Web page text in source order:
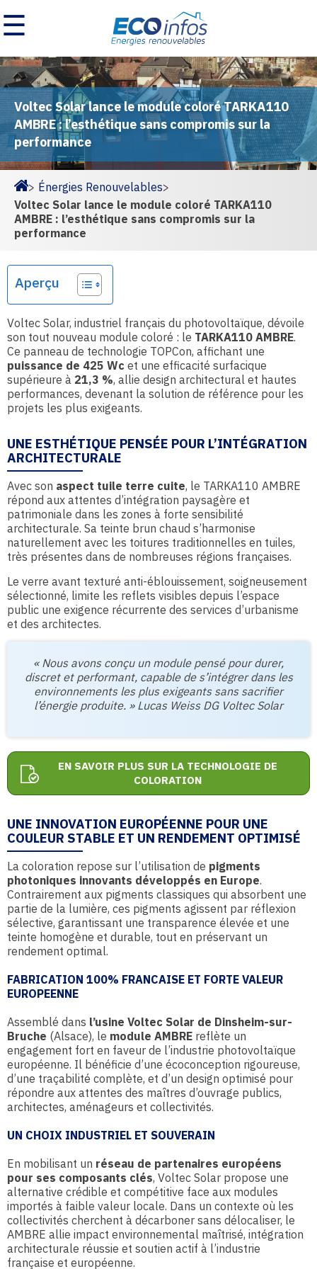
☰
Voltec Solar lance le module coloré TARKA110
AMBRE : l’esthétique sans compromis sur la
performance
Homepage
> Énergies Renouvelables>
Voltec Solar lance le module coloré TARKA110
AMBRE : l’esthétique sans compromis sur la
performance
Aperçu
Voltec Solar, industriel français du photovoltaïque, dévoile
son tout nouveau module coloré : le TARKA110 AMBRE.
Ce panneau de technologie TOPCon, affichant une
puissance de 425 Wc et une efficacité surfacique
supérieure à 21,3 %, allie design architectural et hautes
performances, devenant la solution de référence pour les
projets les plus exigeants.
UNE ESTHÉTIQUE PENSÉE POUR L’INTÉGRATION
ARCHITECTURALE
Avec son aspect tuile terre cuite, le TARKA110 AMBRE
répond aux attentes d’intégration paysagère et
patrimoniale dans les zones à forte sensibilité
architecturale. Sa teinte brun chaud s’harmonise
naturellement avec les toitures traditionnelles en tuiles,
très présentes dans de nombreuses régions françaises.
Le verre avant texturé anti-éblouissement, soigneusement
sélectionné, limite les reflets visibles depuis l’espace
public une exigence récurrente des services d’urbanisme
et des architectes.
« Nous avons conçu un module pensé pour durer,
discret et performant, capable de s’intégrer dans les
environnements les plus exigeants sans sacrifier
l’énergie produite. » Lucas Weiss DG Voltec Solar
EN SAVOIR PLUS SUR LA TECHNOLOGIE DE
COLORATION
UNE INNOVATION EUROPÉENNE POUR UNE
COULEUR STABLE ET UN RENDEMENT OPTIMISÉ
La coloration repose sur l’utilisation de pigments
photoniques innovants développés en Europe.
Contrairement aux pigments classiques qui absorbent une
partie de la lumière, ces pigments agissent par réflexion
sélective, garantissant une transparence élevée et une
teinte homogène et durable, tout en préservant un
rendement optimal.
FABRICATION 100% FRANCAISE ET FORTE VALEUR
EUROPEENNE
Assemblé dans l’usine Voltec Solar de Dinsheim-sur-
Bruche (Alsace), le module AMBRE reflète un
engagement fort en faveur de l’industrie photovoltaïque
européenne. Il bénéficie d’une écoconception rigoureuse,
d’une traçabilité complète, et d’un design optimisé pour
répondre aux attentes des maîtres d’ouvrage publics,
architectes, aménageurs et collectivités.
UN CHOIX INDUSTRIEL ET SOUVERAIN
En mobilisant un réseau de partenaires européens
pour ses composants clés, Voltec Solar propose une
alternative crédible et compétitive face aux modules
importés à faible valeur locale. Dans un contexte où les
collectivités cherchent à décarboner sans délocaliser, le
AMBRE allie impact environnemental maîtrisé, intégration
architecturale réussie et soutien actif à l’industrie
française et européenne.